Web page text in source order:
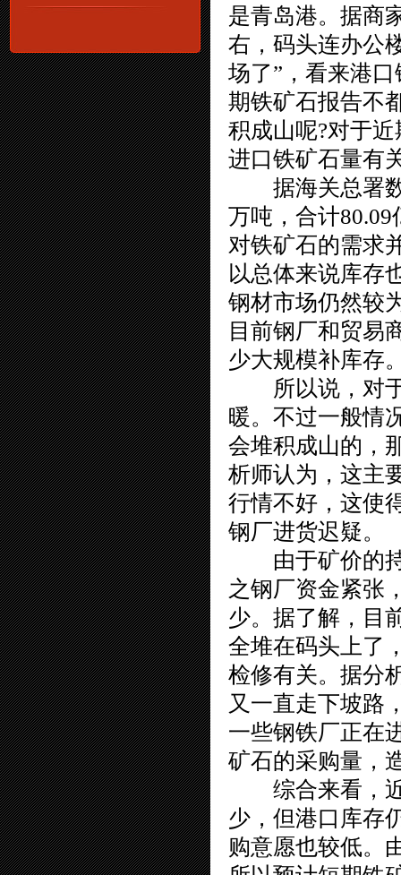
是青岛港。据商
右，码头连办公
场了”，看来港
期铁矿石报告不
积成山呢?对于
进口铁矿石量有
据海关总署数
万吨，合计
对铁矿石的需求
以总体来说库存
钢材市场仍然较
目前钢厂和贸易
少大规模补库存
所以说，对于
暖。不过一般情
会堆积成山的，
析师认为，这主
行情不好，这使
钢厂进货迟疑。
由于矿价的持
之钢厂资金紧张
少。据了解，目
全堆在码头上了
检修有关。据分
又一直走下坡路
一些钢铁厂正在
矿石的采购量，
综合来看，近
少，但港口库存
购意愿也较低。